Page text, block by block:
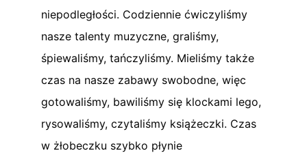
niepodległości. Codziennie ćwiczyliśmy
nasze talenty muzyczne, graliśmy,
śpiewaliśmy, tańczyliśmy. Mieliśmy także
czas na nasze zabawy swobodne, więc
gotowaliśmy, bawiliśmy się klockami lego,
rysowaliśmy, czytaliśmy książeczki. Czas
w żłobeczku szybko płynie